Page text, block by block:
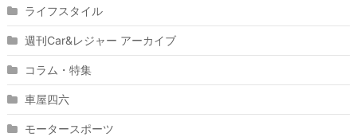
ライフスタイル
週刊Car&レジャー アーカイブ
コラム・特集
車屋四六
モータースポーツ